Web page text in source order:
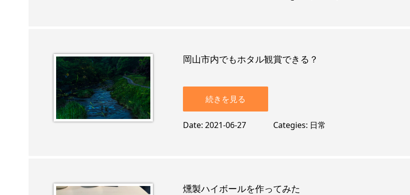
岡山市内でもホタル観賞できる？
続きを見る
Date 2021-06-27 Categies 日常
燻製ハイボールを作ってみた